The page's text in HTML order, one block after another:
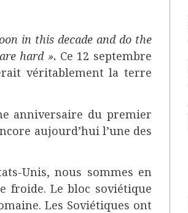
in this decade and do the
hard ». Ce 12 septembre
véritablement la terre
anniversaire du premier
aujourd’hui l’une des
Unis, nous sommes en
froide. Le bloc soviétique
Les Soviétiques ont